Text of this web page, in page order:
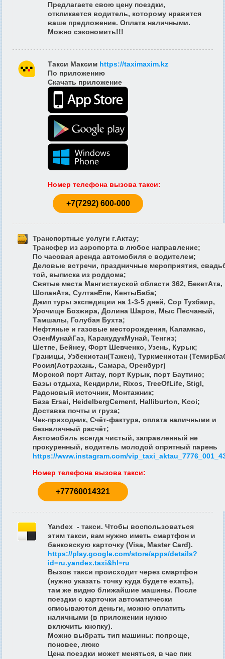
Предлагаете свою цену поездки,
откликается водитель, которому нравится
ваше предложение. Оплата наличными.
Можно сэкономить!!!
Такси Максим https://taximaxim.kz
По приложению
Скачать приложение
Номер телефона вызова такси:
+7(7292) 600-000
Транспортные услуги г.Актау;
Трансфер из аэропорта в любое направление;
По часовая аренда автомобиля с водителем;
Деловые встречи, праздничные мероприятия,
той, выписка из роддома;
Святые места Мангистауской области 362, БекетАта,
ШопанАта, СултанЕпе, КентыБаба;
Джип туры экспедиции на 1-3-5 дней, Сор Тузбаир,
Урочище Бозжира, Долина Шаров, Мыс Песчаный,
Тамшалы, Голубая Бухта;
Нефтяные и газовые месторождения, Каламкас,
ОзенМунайГаз, КаракудукМунай, Тенгиз;
Шетпе, Бейнеу, Форт Шевченко, Узень, Курык;
Границы, Узбекистан(Тажен), Туркменистан
Росия(Астрахань, Самара, Оренбург)
Морской порт Актау, порт Курык, порт Баутино;
Базы отдыха, Кендирли, Rixos, TreeOfLife, Stigl,
Радоновый источник, Монтажник;
База Ersai, HeidelbergCement, Halliburton, Kcoi;
Доставка почты и груза;
Чек-приходник, Счёт-фактура, оплата наличными и
безналичный расчёт;
Автомобиль всегда чистый, заправленный не
прокуренный, водитель молодой опрятный парень
https://www.instagram.com/
Номер телефона вызова такси:
+77760014321
Yandex - такси. Чтобы воспользоваться
этим такси, вам нужно иметь смартфон и
банковскую карточку (Visa, Master Card).
https://play.google.com/store/apps/details?
id=ru.yandex.taxi&hl=ru
Вызов такси происходит через смартфон
(нужно указать точку куда будете ехать),
там же видно ближайшие машины. После
поездки с карточки автоматически
списываются деньги, можно оплатить
наличными (в приложении нужно
включить кнопку).
Можно выбрать тип машины: попроще,
поновее, люкс
Цена поездки может меняться, в час пик